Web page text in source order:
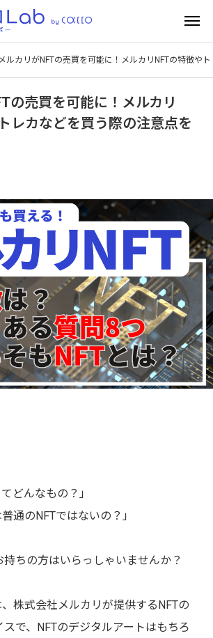
ルカリがNFTの売買を可能に！メルカリNFTの特徴や
の売買を可能に！メルカリ
レカなどを買う際の注意点を
どんなもの？」
通のNFTではないの？」
持ちの方はいらっしゃいませんか？
株式会社メルカリが提供するNFTの
で、NFTのデジタルアートはもちろ